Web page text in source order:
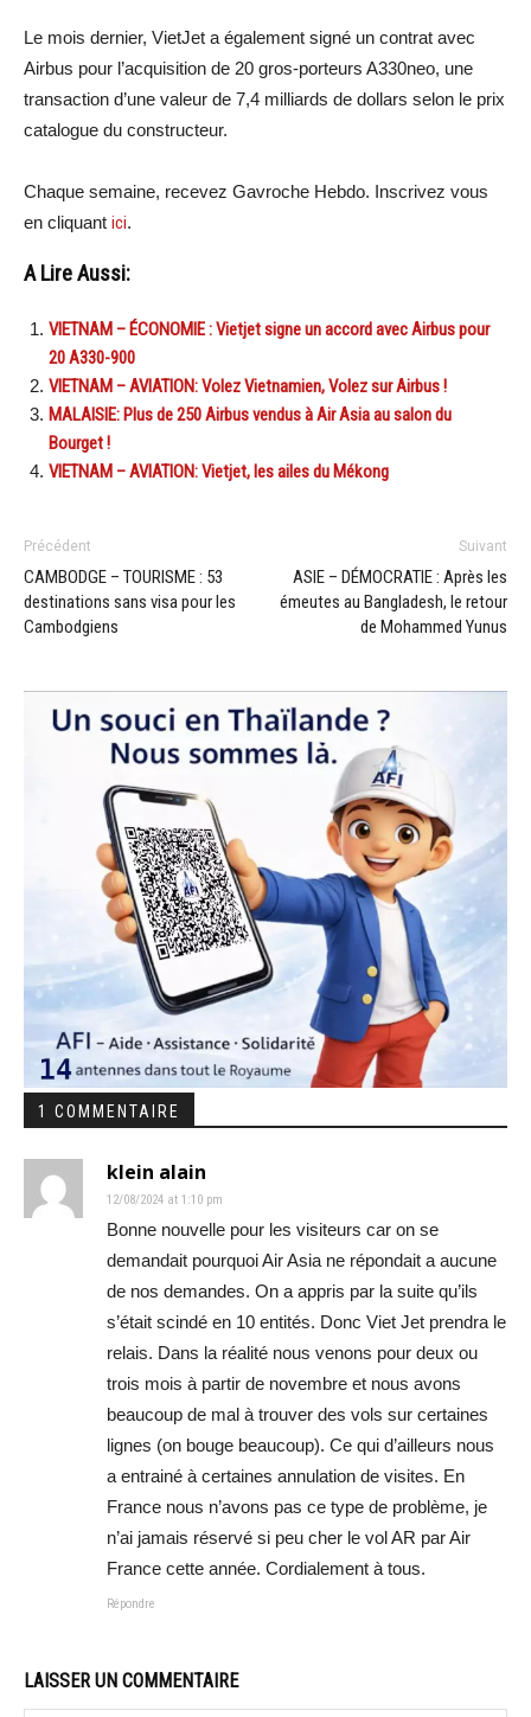
Le mois dernier, VietJet a également signé un contrat avec
Airbus pour l’acquisition de 20 gros-porteurs A330neo, une
transaction d’une valeur de 7,4 milliards de dollars selon le prix
catalogue du constructeur.
Chaque semaine, recevez Gavroche Hebdo. Inscrivez vous
en cliquant ici.
A Lire Aussi:
VIETNAM – ÉCONOMIE : Vietjet signe un accord avec Airbus pour
20 A330-900
VIETNAM – AVIATION: Volez Vietnamien, Volez sur Airbus !
MALAISIE: Plus de 250 Airbus vendus à Air Asia au salon du
Bourget !
VIETNAM – AVIATION: Vietjet, les ailes du Mékong
Précédent
CAMBODGE – TOURISME : 53
destinations sans visa pour les
Cambodgiens
Suivant
ASIE – DÉMOCRATIE : Après les
émeutes au Bangladesh, le retour
de Mohammed Yunus
1 COMMENTAIRE
klein alain
12/08/2024 at 1:10 pm
Bonne nouvelle pour les visiteurs car on se
demandait pourquoi Air Asia ne répondait a aucune
de nos demandes. On a appris par la suite qu’ils
s’était scindé en 10 entités. Donc Viet Jet prendra le
relais. Dans la réalité nous venons pour deux ou
trois mois à partir de novembre et nous avons
beaucoup de mal à trouver des vols sur certaines
lignes (on bouge beaucoup). Ce qui d’ailleurs nous
a entrainé à certaines annulation de visites. En
France nous n’avons pas ce type de problème, je
n’ai jamais réservé si peu cher le vol AR par Air
France cette année. Cordialement à tous.
Répondre
LAISSER UN COMMENTAIRE